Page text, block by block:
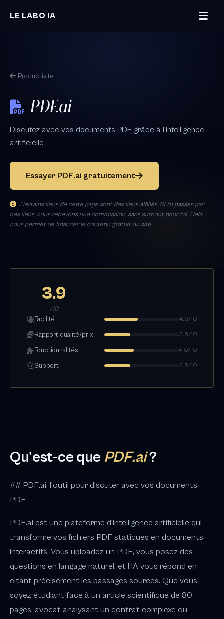
LE LABO IA
Productivite
PDF.ai
Discutez avec vos documents PDF grâce à l'intelligence
artificielle
Essayer PDF.ai gratuitement
Certains liens de cette page sont des liens affiliés. Si tu passes par
ces liens, nous recevons une commission, sans surcoût pour toi. Cela
nous permet de financer le contenu gratuit du site.
3.9
/10
Facilité 4.5/10
Rapport qualité/prix 3.5/10
Fonctionnalités 4.0/10
Support 3.5/10
Qu'est-ce que PDF.ai?
## PDF.ai, l'outil pour discuter avec vos documents
PDF
PDF.ai est une plateforme d'intelligence artificielle qui
transforme vos fichiers PDF statiques en documents
interactifs. Vous uploadez un PDF, vous posez des
questions en langage naturel, et l'IA vous répond en
citant précisément les passages sources. Que vous
soyez étudiant face à un article scientifique de 80
pages, avocat analysant un contrat complexe ou